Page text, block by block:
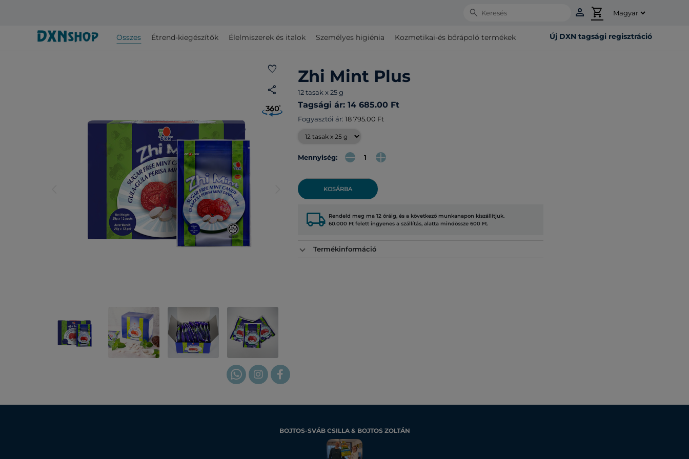
Search person shopping_cart
Összes Étrend-kiegészítők Élelmiszerek és italok Személyes higiénia Kozmetikai-és bőrápoló termékek Új DXN tagsági regisztráció
favorite
share
Zhi Mint Plus
12 tasak x 25 g
Tagsági ár: 14 685.00 Ft
Fogyasztói ár: 18 795.00 Ft
Mennyiség:
KOSÁRBA
local_shipping Rendeld meg ma 12 óráig, és a következő munkanapon kiszállítjuk.
60.000 Ft felett ingyenes a szállítás, alatta mindössze 600 Ft.
Termékinformáció
BOJTOS-SVÁB CSILLA & BOJTOS ZOLTÁN